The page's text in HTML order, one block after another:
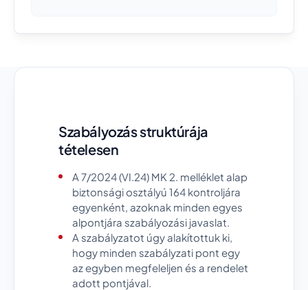
Szabályozás struktúrája
tételesen
A 7/2024 (VI.24) MK 2. melléklet alap
biztonsági osztályú 164 kontroljára
egyenként, azoknak minden egyes
alpontjára szabályozási javaslat.
A szabályzatot úgy alakítottuk ki,
hogy minden szabályzati pont egy
az egyben megfeleljen és a rendelet
adott pontjával.